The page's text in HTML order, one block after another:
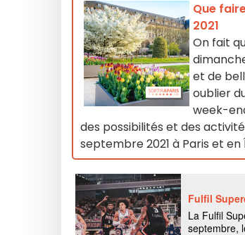
Que
2021
On fait
et de
oublier
week-
des possibilités et des
septembre 2021 à Paris et